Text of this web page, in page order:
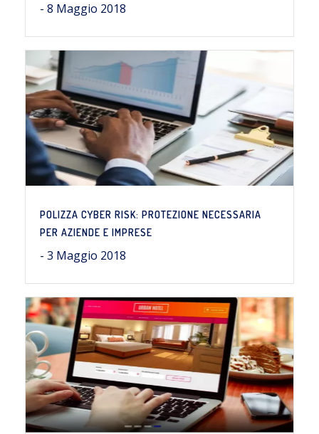
- 8 Maggio 2018
POLIZZA CYBER RISK: PROTEZIONE NECESSARIA
PER AZIENDE E IMPRESE
- 3 Maggio 2018